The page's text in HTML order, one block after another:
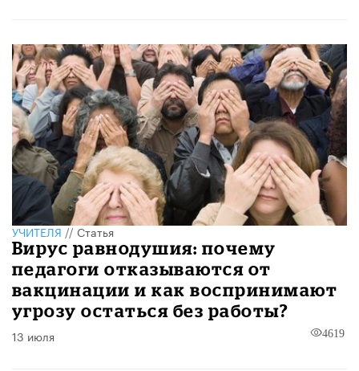
УЧИТЕЛЯ//Статья
Вирус равнодушия: почему
педагоги отказываются от
вакцинации и как воспринимают
угрозу остаться без работы?
13 июля 4619